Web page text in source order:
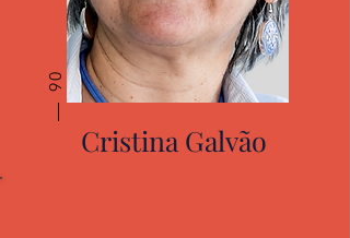
06
Cristina Galvão